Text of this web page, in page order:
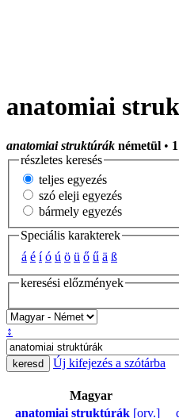
anatomiai
anatomiai struktúrák németül • 1
részletes keresés
teljes egyezés
szó eleji egyezés
bármely egyezés
Speciális karakterek
á é í ó ú ö ü ő ű ä ß
keresési előzmények
↕
Új kifejezés a szótárba
Magyar
anatomiai struktúrák [orv.]